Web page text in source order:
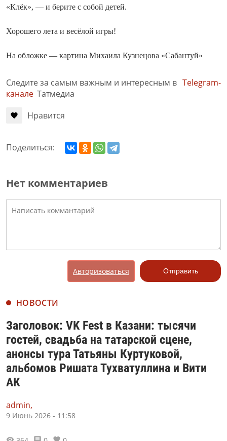
«Клёк», — и берите с собой детей.
Хорошего лета и весёлой игры!
На обложке — картина Михаила Кузнецова «Сабантуй»
Следите за самым важным и интересным в Telegram-
канале Татмедиа
Нравится
Поделиться:
Нет комментариев
Авторизоваться Отправить
НОВОСТИ
Заголовок: VK Fest в Казани: тысячи
гостей, свадьба на татарской сцене,
анонсы тура Татьяны Куртуковой,
альбомов Ришата Тухватуллина и Вити
АК
admin,
9 Июнь 2026 - 11:58